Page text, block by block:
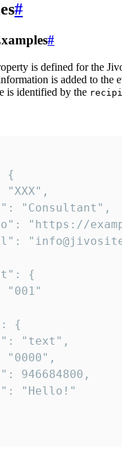
#
#
is defined for the
is added to the
is identified by the